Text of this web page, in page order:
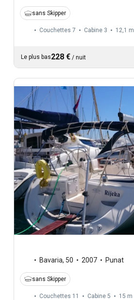
sans Skipper
Couchettes 7 Cabine 3 12,1 m
Le plus bas228 € / nuit
Bavaria, 50 2007 Punat
sans Skipper
Couchettes 11 Cabine 5 15 m